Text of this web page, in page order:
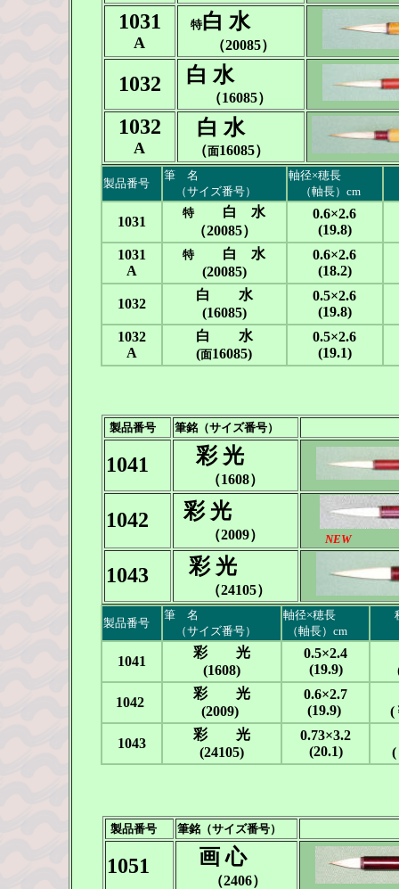
1031
A
特白 水
（20085）
1032 白 水
（16085）
1032
A
白 水
（面16085）
製品番号-
筆 名
（サイズ番号）
軸径×穂長
（軸長）cm
1031
特白 水
（20085）
0.6×2.6
(19.8)
1031
A
特白 水
(20085)
0.6×2.6
(18.2)
1032
白 水
(16085)
0.5×2.6
(19.8)
1032
A
白 水
(面16085)
0.5×2.6
(19.1)
製品番号 筆銘（サイズ番号）
1041 彩 光
（1608）
1042 彩 光
（2009） NEW
1043 彩 光
（24105）
製品番号
筆 名
（サイズ番号）
軸径×穂長
（軸長）cm
税
1041
彩 光
(1608)
0.5×2.4
(19.9)
1042
彩 光
(2009)
0.6×2.7
(19.9)
(
1043
彩 光
(24105)
0.73×3.2
(20.1)
(
製品番号 筆銘（サイズ番号）
1051 画 心
（2406）